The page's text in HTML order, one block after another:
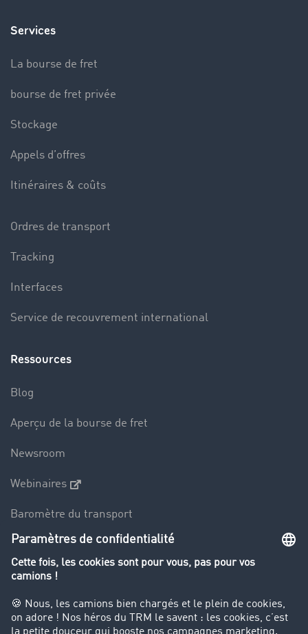
Services
La bourse de fret
bourse de fret privée
Stockage
Appels d’offres
Itinéraires & coûts
Ordres de transport
Tracking
Interfaces
Service de recouvrement international
Ressources
Blog
Aperçu de la bourse de fret
Newsroom
Webinaires
Baromètre du transport
Le dictionnaire du transport
Interdiction de circulation des poids lourds
Entreprise